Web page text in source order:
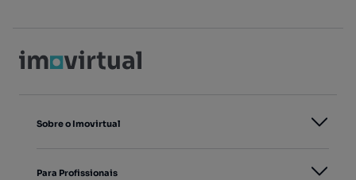
Sobre o Imovirtual
Para Profissionais